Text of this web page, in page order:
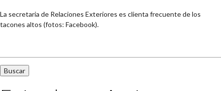
La secretaria de Relaciones Exteriores es clienta frecuente de los
tacones altos (fotos: Facebook).